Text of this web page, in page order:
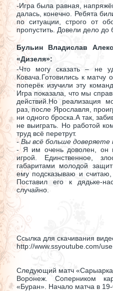
-Игра была равная,
далась, конечно. Ребята
по ситуации, строго от
пропустить. Довели дело до
Бульин Владислав
«Дизеля»:
-Что могу сказать – не
Ковача.Готовились к матчу
поперёк изучили эту
Игра показала, что мы
действий.Но реализация
раз, после Ярославля,
ни одного броска.А так,
не выиграть. Но работой
труд всё перетрут.
- Вы всё больше
- Я им очень доволен, он
игрой. Единственное,
габаритами молодой
ему подсказываю и считаю,
Поставил его к дядьке-
случайно.
Ссылка для скачивания
http://www.ssyoutube.com/
Следующий матч
Воронеж. Соперником
«Буран». Начало матча в